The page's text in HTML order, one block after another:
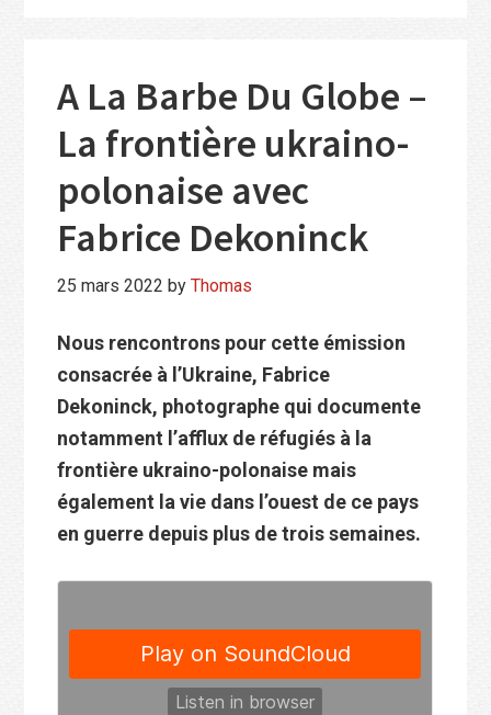
A La Barbe Du Globe –
La frontière ukraino-
polonaise avec
Fabrice Dekoninck
25 mars 2022 byThomas
Nous rencontrons pour cette émission
consacrée à l’Ukraine, Fabrice
Dekoninck, photographe qui documente
notamment l’afflux de réfugiés à la
frontière ukraino-polonaise mais
également la vie dans l’ouest de ce pays
en guerre depuis plus de trois semaines.